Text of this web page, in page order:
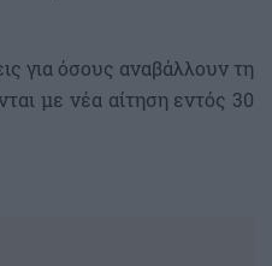
για όσους αναβάλλουν τη
με νέα αίτηση εντός 30